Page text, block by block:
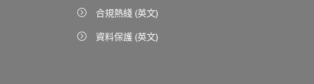
合規熱綫 (英文)
資料保護 (英文)